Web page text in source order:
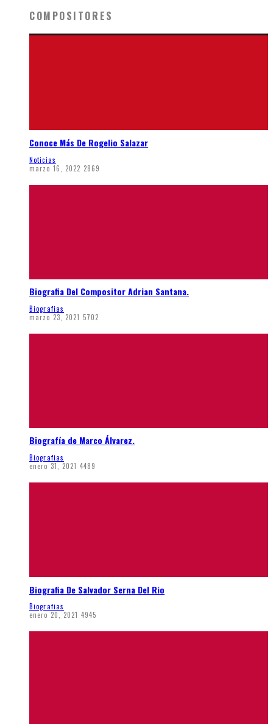
COMPOSITORES
Conoce Más De Rogelio Salazar
Noticias
marzo 16, 2022 2869
Biografia Del Compositor Adrian Santana.
Biografias
marzo 23, 2021 5702
Biografía de Marco Álvarez.
Biografias
enero 31, 2021 4489
Biografia De Salvador Serna Del Rio
Biografias
enero 20, 2021 4945